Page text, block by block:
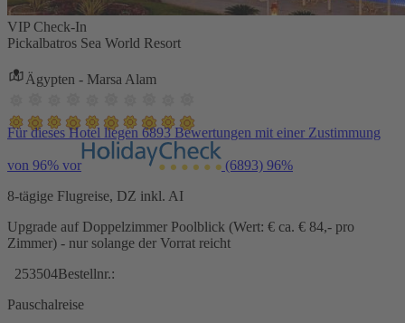
VIP Check-In
Pickalbatros Sea World Resort
Ägypten - Marsa Alam
Für dieses Hotel liegen 6893 Bewertungen mit einer Zustimmung
von 96% vor (6893) 96%
8-tägige Flugreise, DZ inkl. AI
Upgrade auf Doppelzimmer Poolblick (Wert: € ca. € 84,- pro
Zimmer) - nur solange der Vorrat reicht
253504Bestellnr.:
Pauschalreise